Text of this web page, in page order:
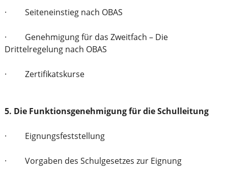
· Seiteneinstieg nach OBAS
· Genehmigung für das Zweitfach – Die
Drittelregelung nach OBAS
· Zertifikatskurse
5. Die Funktionsgenehmigung für die Schulleitung
· Eignungsfeststellung
· Vorgaben des Schulgesetzes zur Eignung